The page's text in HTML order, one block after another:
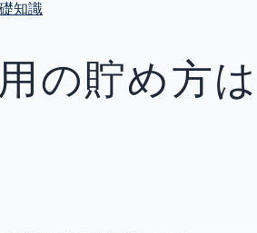
知識
の貯め方